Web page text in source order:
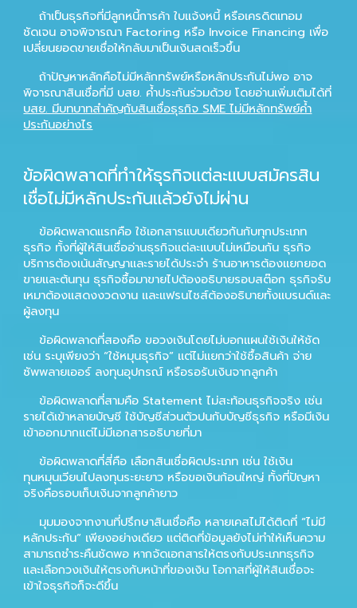
ถ้าเป็นธุรกิจที่มีลูกหนี้การค้า ใบแจ้งหนี้ หรือเครดิตเทอม
ชัดเจน อาจพิจารณา Factoring หรือ Invoice Financing เพื่อ
เปลี่ยนยอดขายเชื่อให้กลับมาเป็นเงินสดเร็วขึ้น
ถ้าปัญหาหลักคือไม่มีหลักทรัพย์หรือหลักประกันไม่พอ อาจ
พิจารณาสินเชื่อที่มี บสย. ค้ำประกันร่วมด้วย โดยอ่านเพิ่มเติมได้ที่
บสย. มีบทบาทสำคัญกับสินเชื่อธุรกิจ SME ไม่มีหลักทรัพย์ค้ำ
ประกันอย่างไร
ข้อผิดพลาดที่ทำให้ธุรกิจแต่ละแบบสมัครสิน
เชื่อไม่มีหลักประกันแล้วยังไม่ผ่าน
ข้อผิดพลาดแรกคือ ใช้เอกสารแบบเดียวกันกับทุกประเภท
ธุรกิจ ทั้งที่ผู้ให้สินเชื่ออ่านธุรกิจแต่ละแบบไม่เหมือนกัน ธุรกิจ
บริการต้องเน้นสัญญาและรายได้ประจำ ร้านอาหารต้องแยกยอด
ขายและต้นทุน ธุรกิจซื้อมาขายไปต้องอธิบายรอบสต๊อก ธุรกิจรับ
เหมาต้องแสดงงวดงาน และแฟรนไชส์ต้องอธิบายทั้งแบรนด์และ
ผู้ลงทุน
ข้อผิดพลาดที่สองคือ ขอวงเงินโดยไม่บอกแผนใช้เงินให้ชัด
เช่น ระบุเพียงว่า “ใช้หมุนธุรกิจ” แต่ไม่แยกว่าใช้ซื้อสินค้า จ่าย
ซัพพลายเออร์ ลงทุนอุปกรณ์ หรือรอรับเงินจากลูกค้า
ข้อผิดพลาดที่สามคือ Statement ไม่สะท้อนธุรกิจจริง เช่น
รายได้เข้าหลายบัญชี ใช้บัญชีส่วนตัวปนกับบัญชีธุรกิจ หรือมีเงิน
เข้าออกมากแต่ไม่มีเอกสารอธิบายที่มา
ข้อผิดพลาดที่สี่คือ เลือกสินเชื่อผิดประเภท เช่น ใช้เงิน
ทุนหมุนเวียนไปลงทุนระยะยาว หรือขอเงินก้อนใหญ่ ทั้งที่ปัญหา
จริงคือรอบเก็บเงินจากลูกค้ายาว
มุมมองจากงานที่ปรึกษาสินเชื่อคือ หลายเคสไม่ได้ติดที่ “ไม่มี
หลักประกัน” เพียงอย่างเดียว แต่ติดที่ข้อมูลยังไม่ทำให้เห็นความ
สามารถชำระคืนชัดพอ หากจัดเอกสารให้ตรงกับประเภทธุรกิจ
และเลือกวงเงินให้ตรงกับหน้าที่ของเงิน โอกาสที่ผู้ให้สินเชื่อจะ
เข้าใจธุรกิจก็จะดีขึ้น